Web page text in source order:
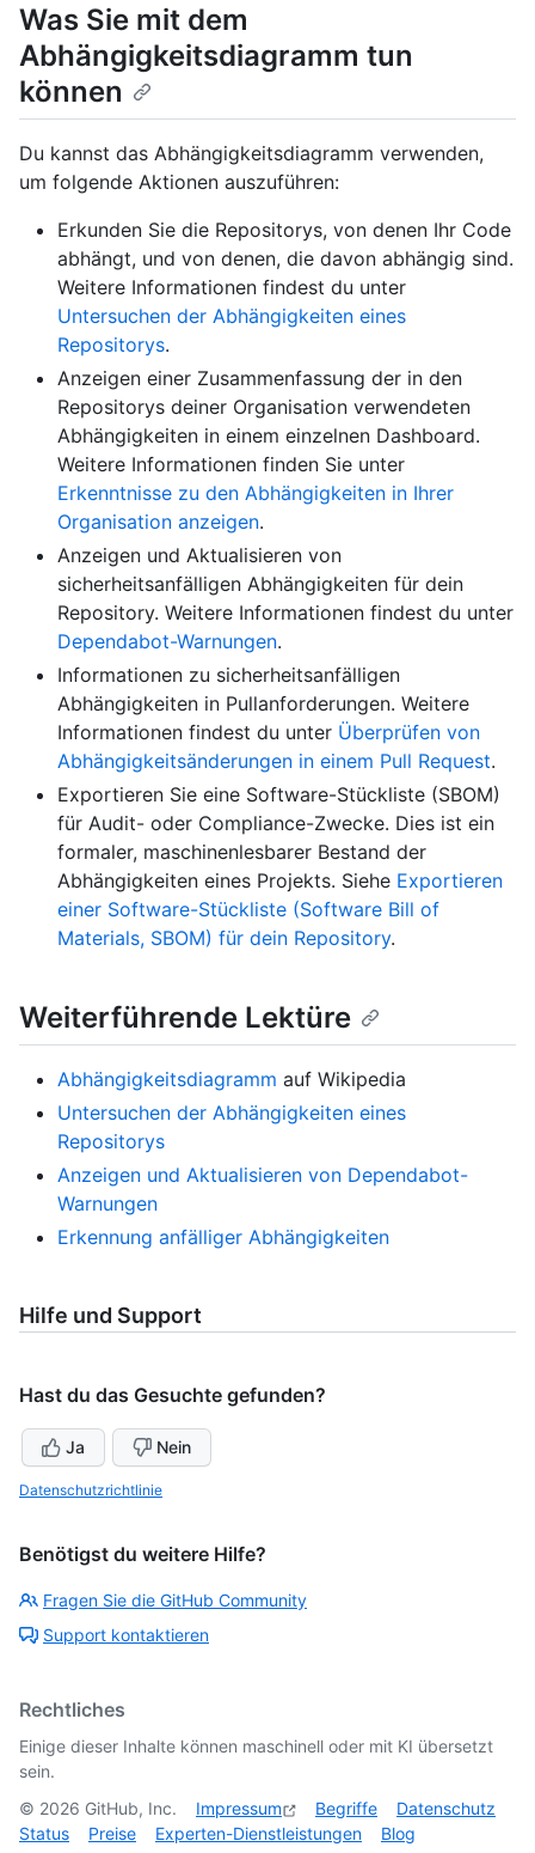
Was Sie mit dem
Abhängigkeitsdiagramm tun
können
Du kannst das Abhängigkeitsdiagramm verwenden,
um folgende Aktionen auszuführen:
Erkunden Sie die Repositorys, von denen Ihr Code
abhängt, und von denen, die davon abhängig sind.
Weitere Informationen findest du unter
Untersuchen der Abhängigkeiten eines
Repositorys.
Anzeigen einer Zusammenfassung der in den
Repositorys deiner Organisation verwendeten
Abhängigkeiten in einem einzelnen Dashboard.
Weitere Informationen finden Sie unter
Erkenntnisse zu den Abhängigkeiten in Ihrer
Organisation anzeigen.
Anzeigen und Aktualisieren von
sicherheitsanfälligen Abhängigkeiten für dein
Repository. Weitere Informationen findest du unter
Dependabot-Warnungen.
Informationen zu sicherheitsanfälligen
Abhängigkeiten in Pullanforderungen. Weitere
Informationen findest du unter Überprüfen von
Abhängigkeitsänderungen in einem Pull Request.
Exportieren Sie eine Software-Stückliste (SBOM)
für Audit- oder Compliance-Zwecke. Dies ist ein
formaler, maschinenlesbarer Bestand der
Abhängigkeiten eines Projekts. Siehe Exportieren
einer Software-Stückliste (Software Bill of
Materials, SBOM) für dein Repository.
Weiterführende Lektüre
Abhängigkeitsdiagramm auf Wikipedia
Untersuchen der Abhängigkeiten eines
Repositorys
Anzeigen und Aktualisieren von Dependabot-
Warnungen
Erkennung anfälliger Abhängigkeiten
Hilfe und Support
Hast du das Gesuchte gefunden?
Ja Nein
Datenschutzrichtlinie
Benötigst du weitere Hilfe?
Fragen Sie die GitHub Community
Support kontaktieren
Rechtliches
Einige dieser Inhalte können maschinell oder mit KI übersetzt
sein.
© 2026 GitHub, Inc. Impressum Begriffe
Datenschutz
Status
Preise Experten-Dienstleistungen Blog